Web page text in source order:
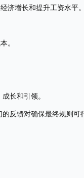
济增长和提升工资水平
。
长和引领。
反馈对确保最终规则可